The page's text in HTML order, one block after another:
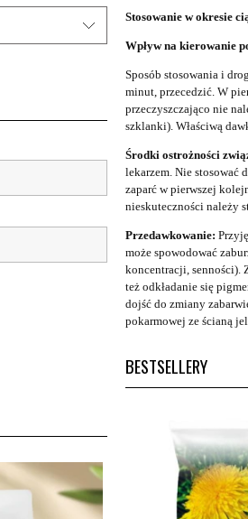
Stosowanie w okresie
Wpływ na kierowanie
Sposób stosowania i
minut, przecedzić. W
przeczyszczająco nie
szklanki). Właściwą
Środki ostrożności
lekarzem. Nie stosować
zaparć w pierwszej
nieskuteczności należy
Przedawkowanie:
może spowodować
koncentracji, senności).
też odkładanie się
dojść do zmiany
pokarmowej ze ścianą
BESTSELLERY